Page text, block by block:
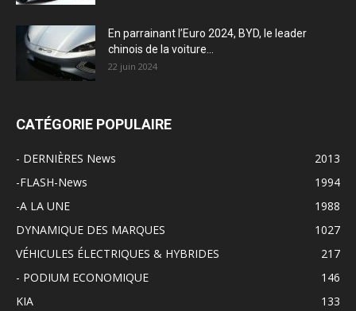
En parrainant l’Euro 2024, BYD, le leader
chinois de la voiture...
22 juin 2024
CATÉGORIE POPULAIRE
- DERNIÈRES News
2013
-FLASH-News
1994
-A LA UNE
1988
DYNAMIQUE DES MARQUES
1027
VÉHICULES ÉLECTRIQUES & HYBRIDES
217
- PODIUM ECONOMIQUE
146
KIA
133